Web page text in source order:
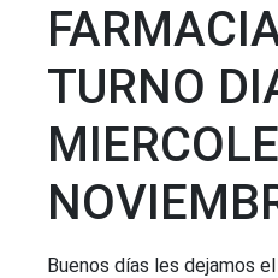
TURNO
Buenos días les dejamos